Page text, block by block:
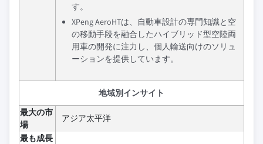
す。
XPeng AeroHTは、自動車設計の専門知識と空
の移動手段を融合したハイブリッド型空陸両
用車の開発に注力し、個人輸送向けのソリュ
ーションを提供しています。
地域別インサイト
最大の市
場
アジア太平洋
最も成長